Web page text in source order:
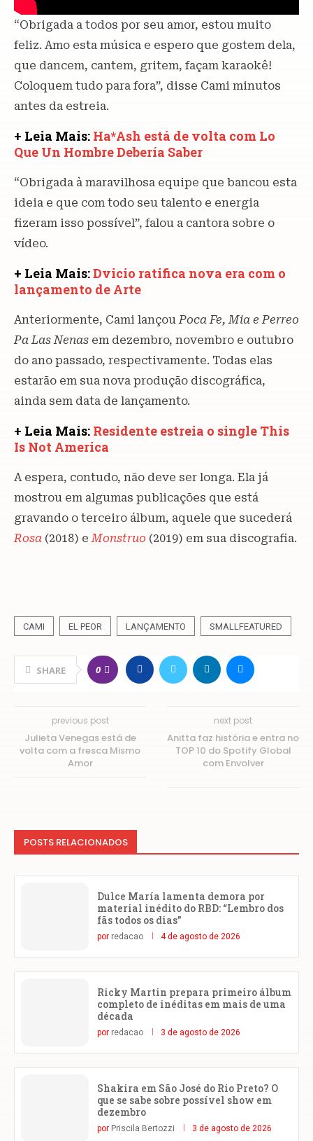
“Obrigada a todos por seu amor, estou muito
feliz. Amo esta música e espero que gostem dela,
que dancem, cantem, gritem, façam karaokê!
Coloquem tudo para fora”, disse Cami minutos
antes da estreia.
+ Leia Mais: Ha*Ash está de volta com Lo
Que Un Hombre Debería Saber
“Obrigada à maravilhosa equipe que bancou esta
ideia e que com todo seu talento e energia
fizeram isso possível”, falou a cantora sobre o
vídeo.
+ Leia Mais:Dvicio ratifica nova era com o
lançamento de Arte
Anteriormente, Cami lançouPoca Fe, Mia e Perreo
Pa Las Nenas em dezembro, novembro e outubro
do ano passado, respectivamente. Todas elas
estarão em sua nova produção discográfica,
ainda sem data de lançamento.
+ Leia Mais: Residente estreia o single This
Is Not America
A espera, contudo, não deve ser longa. Ela já
mostrou em algumas publicações que está
gravando o terceiro álbum, aquele que sucederá
Rosa (2018) eMonstruo (2019) em sua discografia.
CAMI EL PEOR LANÇAMENTO SMALLFEATURED
SHARE 0
previous post
Julieta Venegas está de
volta com a fresca Mismo
Amor
next post
Anitta faz história e entra no
TOP 10 do Spotify Global
com Envolver
POSTS RELACIONADOS
Dulce María lamenta demora por
material inédito do RBD: “Lembro dos
fãs todos os dias”
por redacao 4 de agosto de 2026
Ricky Martin prepara primeiro álbum
completo de inéditas em mais de uma
década
por redacao 3 de agosto de 2026
Shakira em São José do Rio Preto? O
que se sabe sobre possível show em
dezembro
por Priscila Bertozzi 3 de agosto de 2026